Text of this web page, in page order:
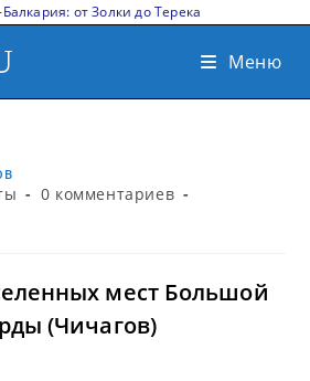
от Золки до Терека
Меню
0 комментариев
мест Большой
(Чичагов)